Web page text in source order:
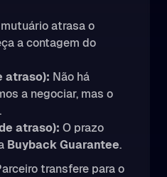
atrasa o
a contagem do
atraso): Não há
a negociar, mas o
atraso): O prazo
Buyback Guarantee.
transfere para o